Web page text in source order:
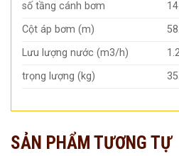
số tầng cánh bơm
Cột áp bơm (m)
Lưu lượng nước (m3/h)
trọng lượng (kg)
SẢN PHẨM TƯƠNG TỰ